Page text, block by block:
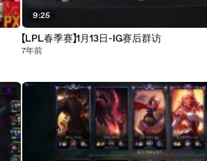
9:25
【LPL春季赛】1月13日-IG赛后群访
7年前